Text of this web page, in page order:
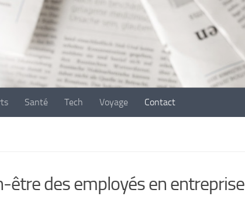
Santé Tech Voyage Contact
être des employés en entreprise